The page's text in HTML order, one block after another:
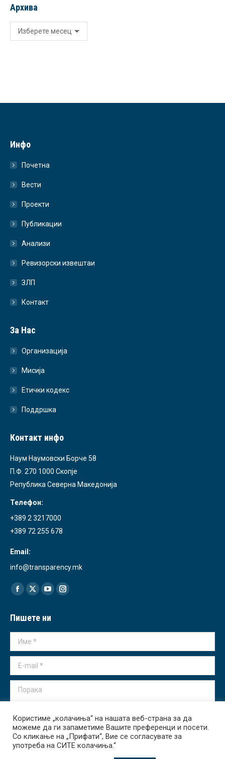
Архива
Архива
Инфо
Почетна
Вести
Проекти
Публикации
Анализи
Ревизорски извештаи
ЗЛП
Контакт
За Нас
Организација
Мисија
Етички кодекс
Поддршка
Контакт инфо
Наум Наумовски Борче 58
П.Ф. 270 1000 Скопје
Република Северна Македонија
Телефон:
+389 2 3217000
+389 72 255 678
Email:
info@transparency.mk
Find us on:
Facebook
opens
in
new
X
opens
in
YouTube
opens
in
Instagram
in
Пишете ни
Име *
E-mail *
Порака
Испрати
Користиме „колачиња“ на нашата веб-страна за да
можеме да ги запаметиме Вашите преференци и посети.
Со кликање на „Прифати“, Вие се согласувате за
употреба на СИТЕ колачиња.“